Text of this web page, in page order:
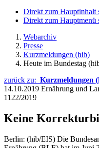
Direkt zum Hauptinhalt
Direkt zum Hauptmenü
Webarchiv
Presse
Kurzmeldungen (hib)
Heute im Bundestag
zurück zu: Kurzmeldungen
14.10.2019 Ernährung und
1122/2019
Keine
Berlin: (hib/EIS) Die